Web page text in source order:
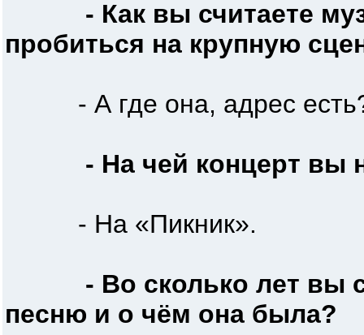
- Как вы считаете
пробиться на крупную
- А где она, адрес
- На чей концерт вы
- На «Пикник».
- Во сколько лет вы
песню и о чём она была?